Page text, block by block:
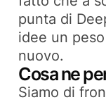
punta di
idee un
nuovo.
Cosa ne
Siamo di